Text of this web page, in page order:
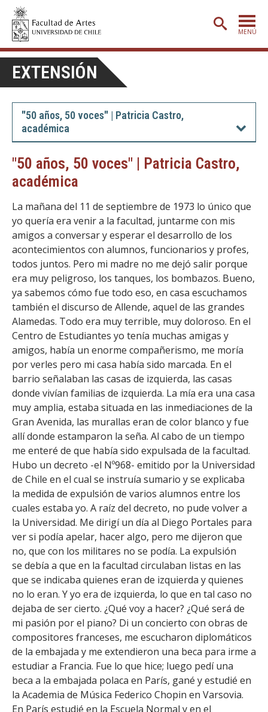
MENÚ
ADMISIÓN
ETAPA BÁSICA
POSTGRADO
CREACIÓNE INVESTIGACIÓN
BIBLIOTECA
DEPARTAMENTOS
FACULTAD
Estudiantes
Académicas/os
Funcionarias/os
Egresadas/os
EXTENSIÓN
"50 años, 50 voces" | Patricia Castro,
académica
"50 años, 50 voces" | Patricia Castro,
académica
La mañana del 11 de septiembre de 1973 lo único que
yo quería era venir a la facultad, juntarme con mis
amigos a conversar y esperar el desarrollo de los
acontecimientos con alumnos, funcionarios y profes,
todos juntos. Pero mi madre no me dejó salir porque
era muy peligroso, los tanques, los bombazos. Bueno,
ya sabemos cómo fue todo eso, en casa escuchamos
también el discurso de Allende, aquel de las grandes
Alamedas. Todo era muy terrible, muy doloroso. En el
Centro de Estudiantes yo tenía muchas amigas y
amigos, había un enorme compañerismo, me moría
por verles pero mi casa había sido marcada. En el
barrio señalaban las casas de izquierda, las casas
donde vivían familias de izquierda. La mía era una casa
muy amplia, estaba situada en las inmediaciones de la
Gran Avenida, las murallas eran de color blanco y fue
allí donde estamparon la seña. Al cabo de un tiempo
me enteré de que había sido expulsada de la facultad.
Hubo un decreto -el Nº968- emitido por la Universidad
de Chile en el cual se instruía sumario y se explicaba
la medida de expulsión de varios alumnos entre los
cuales estaba yo. A raíz del decreto, no pude volver a
la Universidad. Me dirigí un día al Diego Portales para
ver si podía apelar, hacer algo, pero me dijeron que
no, que con los militares no se podía. La expulsión
se debía a que en la facultad circulaban listas en las
que se indicaba quienes eran de izquierda y quienes
no lo eran. Y yo era de izquierda, lo que en tal caso no
dejaba de ser cierto. ¿Qué voy a hacer? ¿Qué será de
mi pasión por el piano? Di un concierto con obras de
compositores franceses, me escucharon diplomáticos
de la embajada y me extendieron una beca para irme a
estudiar a Francia. Fue lo que hice; luego pedí una
beca a la embajada polaca en París, gané y estudié en
la Academia de Música Federico Chopin en Varsovia.
En París estudié en la Escuela Normal y en el